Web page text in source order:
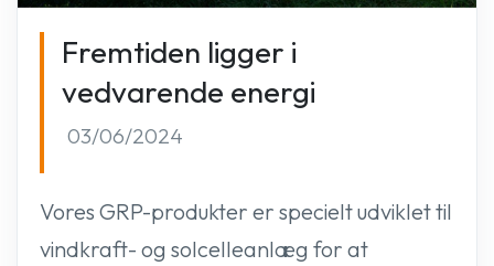
Fremtiden ligger i
vedvarende energi
03/06/2024
Vores GRP-produkter er specielt udviklet til
vindkraft- og solcelleanlæg for at